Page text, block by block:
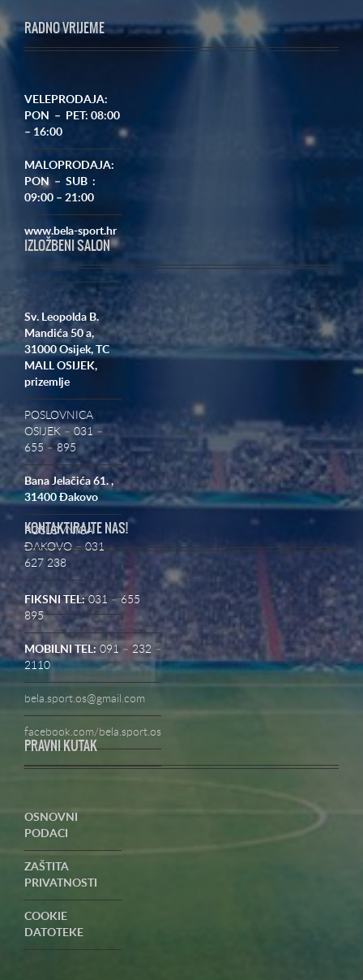
RADNO VRIJEME
VELEPRODAJA:
PON – PET: 08:00
– 16:00
MALOPRODAJA:
PON – SUB :
09:00 – 21:00
www.bela-sport.hr
IZLOŽBENI SALON
Sv. Leopolda B.
Mandića 50 a,
31000 Osijek, TC
MALL OSIJEK,
prizemlje
POSLOVNICA
OSIJEK – 031 –
655 – 895
Bana Jelačića 61. ,
31400 Đakovo
POSLOVNICA
ĐAKOVO – 031
627 238
KONTAKTIRAJTE NAS!
FIKSNI TEL:031 – 655
895
MOBILNI TEL: 091 – 232 –
2110
bela.sport.os@gmail.com
facebook.com/bela.sport.os
PRAVNI KUTAK
OSNOVNI
PODACI
ZAŠTITA
PRIVATNOSTI
COOKIE
DATOTEKE